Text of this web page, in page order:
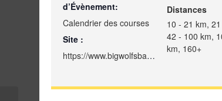
d’Évènement:
Calendrier des courses
Site :
https://www.bigwolfsbackyardultra.ca/outaouais/
Distances
10 - 21 km,
42 - 100 km,
km, 160+